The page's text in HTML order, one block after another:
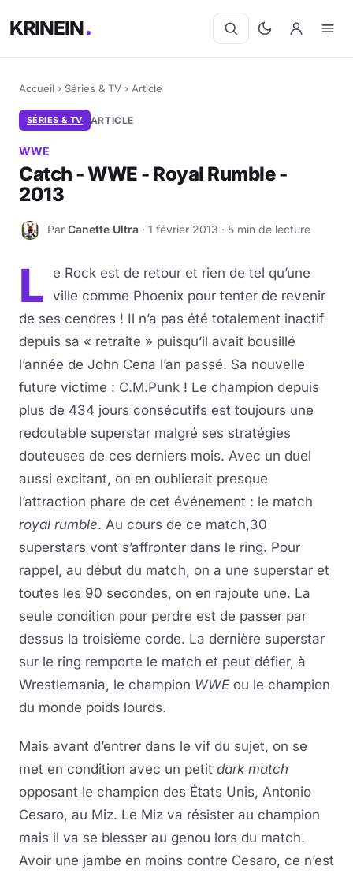
KRINEIN
Accueil › Séries & TV › Article
SÉRIES & TV ARTICLE
WWE
Catch - WWE - Royal Rumble -
2013
C Par Canette Ultra · 1 février 2013 · 5 min de lecture
L
e Rock est de retour et rien de tel qu’une
ville comme Phoenix pour tenter de revenir
de ses cendres ! Il n’a pas été totalement inactif
depuis sa « retraite » puisqu’il avait bousillé
l’année de John Cena l’an passé. Sa nouvelle
future victime : C.M.Punk ! Le champion depuis
plus de 434 jours consécutifs est toujours une
redoutable superstar malgré ses stratégies
douteuses de ces derniers mois. Avec un duel
aussi excitant, on en oublierait presque
l’attraction phare de cet événement : le match
royal rumble. Au cours de ce match,30
superstars vont s’affronter dans le ring. Pour
rappel, au début du match, on a une superstar et
toutes les 90 secondes, on en rajoute une. La
seule condition pour perdre est de passer par
dessus la troisième corde. La dernière superstar
sur le ring remporte le match et peut défier, à
Wrestlemania, le champion WWEou le champion
du monde poids lourds.
Mais avant d’entrer dans le vif du sujet, on se
met en condition avec un petit dark match
opposant le champion des États Unis, Antonio
Cesaro, au Miz. Le Miz va résister au champion
mais il va se blesser au genou lors du match.
Avoir une jambe en moins contre Cesaro, ce n’est